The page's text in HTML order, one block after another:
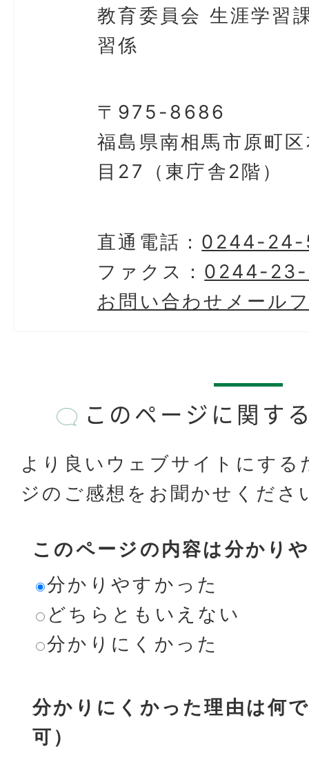
教育委員会 生涯学習
習係
〒975-8686
福島県南相馬市原町
目27（東庁舎2階）
直通電話： 0244-
ファクス： 0244-
お問い合わせメール
このページに関す
より良いウェブサイトにする
ジのご感想をお聞かせくださ
このページの内容は分かり
分かりやすかった
どちらともいえない
分かりにくかった
分かりにくかった理由は何
可）